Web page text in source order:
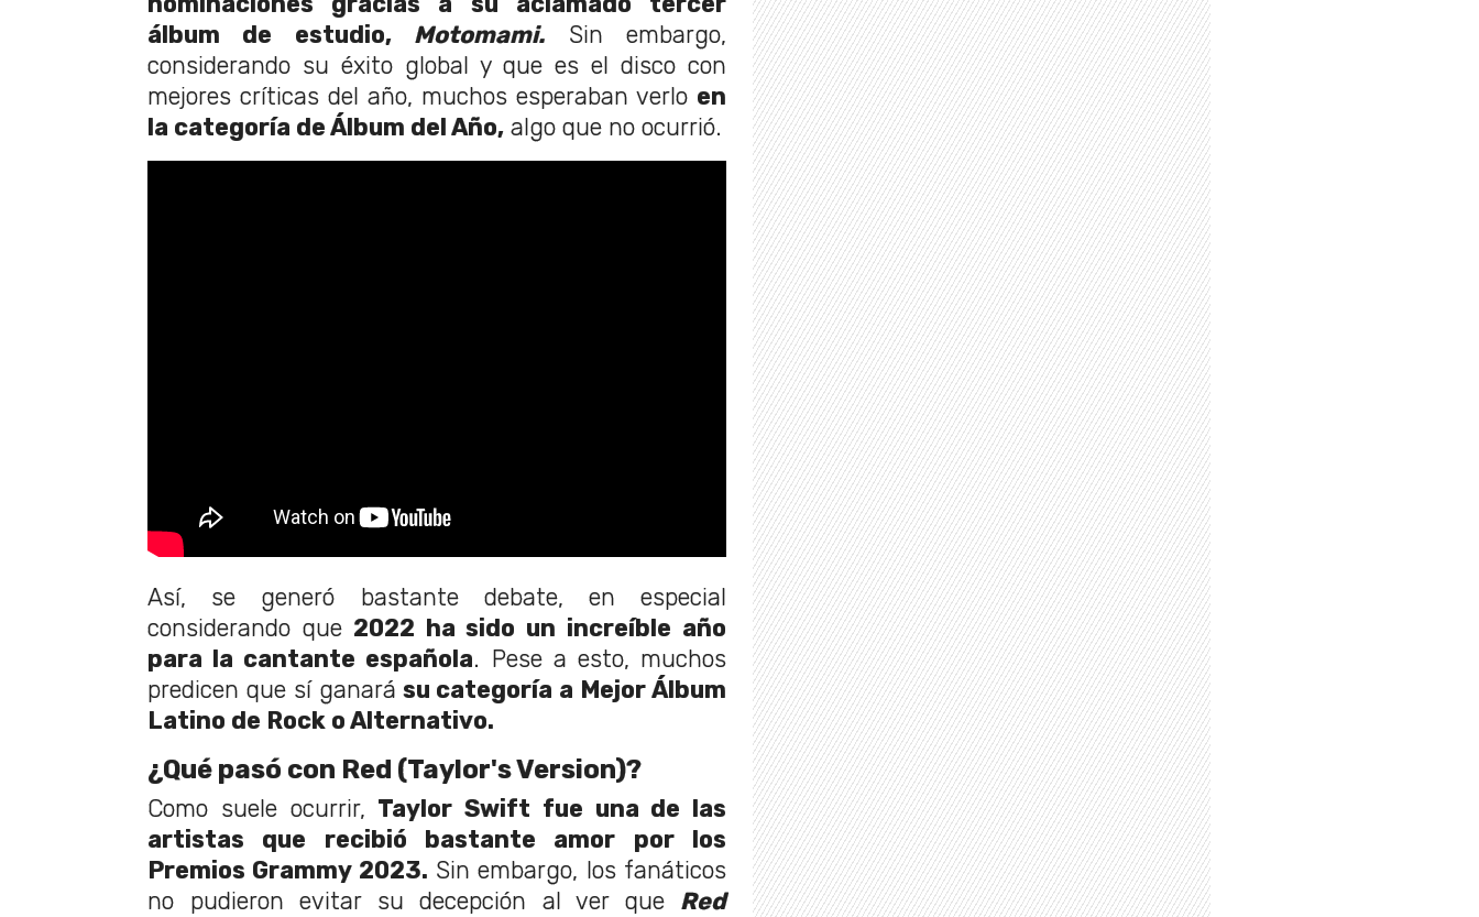
álbum de estudio, Motomami.
Sin embargo,
considerando su éxito global y que es el disco con
mejores críticas del año, muchos esperaban verlo en
la categoría de Álbum del Año, algo que no ocurrió.
Así, se generó bastante debate, en especial
considerando que2022 ha sido un increíble año
para la cantante española. Pese a esto, muchos
predicen que sí ganará su categoría a Mejor Álbum
Latino de Rock o Alternativo.
¿Qué pasó con Red (Taylor's Version)?
Como suele ocurrir, Taylor Swift fue una de las
artistas que recibió bastante amor por los
Premios Grammy 2023. Sin embargo, los fanáticos
no pudieron evitar su decepción al ver que Red